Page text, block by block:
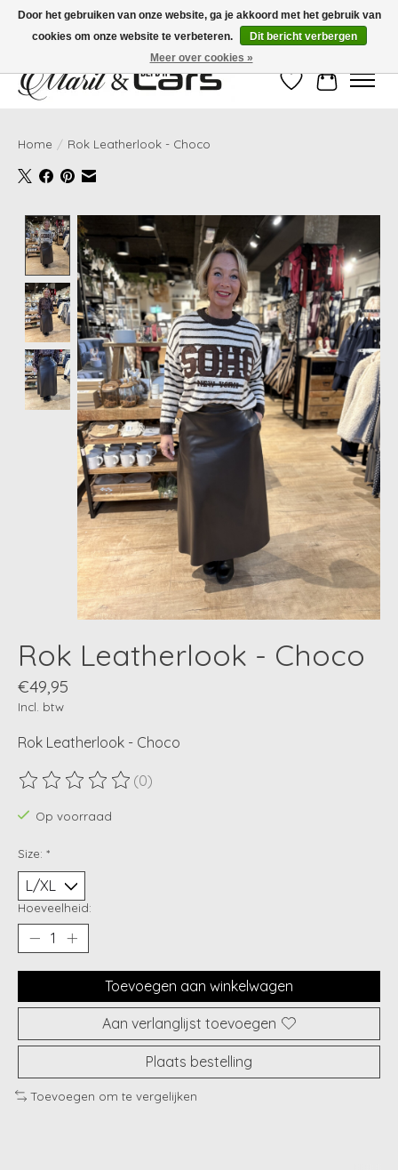
Gratis verzending vanaf €99,- | Voor 16:00 uur besteld, vandaag verzonden!
Verlanglijst
Home / Rok Leatherlook - Choco
Product image slideshow Items
Rok Leatherlook - Choco
€49,95
Incl. btw
Rok Leatherlook - Choco
De beoordeling van dit product is
(0)
Op voorraad
Size: *
Hoeveelheid:
Toevoegen aan winkelwagen
Aan verlanglijst toevoegen
Plaats bestelling
Toevoegen om te vergelijken
Door het gebruiken van onze website, ga je akkoord met het gebruik van
cookies om onze website te verbeteren.
Dit bericht verbergen
Meer over cookies »